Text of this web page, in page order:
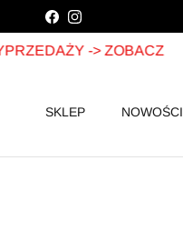
FacebookInstagram
-> ZOBACZ
SKLEP NOWOŚCI